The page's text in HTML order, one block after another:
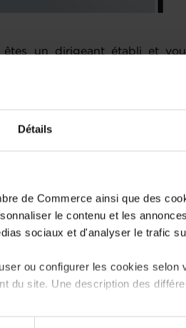
Détails
de Commerce ainsi que des
le contenu et les
sociaux et d'analyser le trafic
ou configurer les cookies selon
du site. Une description des
êtes un dirigeant établi et
? Vous souhaitez
entreprise ou la gérer
face à certaines
souhaitez développer,
vous aide à faire
les actions prioritaires
proposant un
à des ateliers de coaching
of Training et abordant
le management, la
d'augmentation des
et avec des
votre chiffre d’affaires